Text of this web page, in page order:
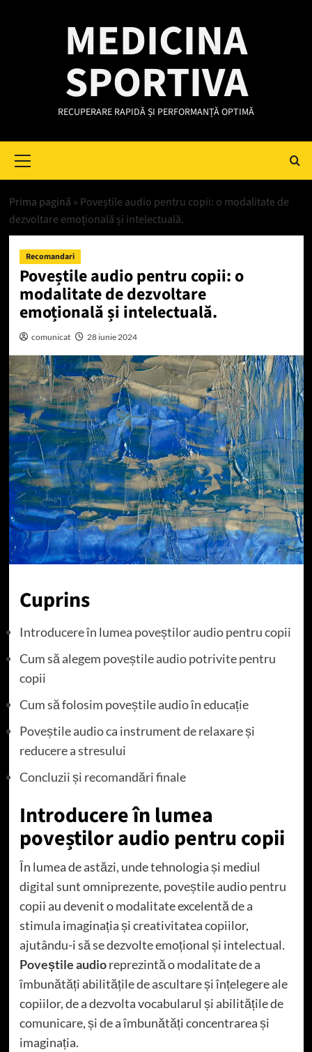
MEDICINA
SPORTIVA
RECUPERARE RAPIDĂ ȘI PERFORMANȚĂ OPTIMĂ
Menu
Prima pagină » Poveștile audio pentru copii: o modalitate de
dezvoltare emoțională și intelectuală.
Recomandari
Poveștile audio pentru copii: o
modalitate de dezvoltare
emoțională și intelectuală.
comunicat 28 iunie 2024
Cuprins
Introducere în lumea poveștilor audio pentru copii
Cum să alegem poveștile audio potrivite pentru
copii
Cum să folosim poveștile audio în educație
Poveștile audio ca instrument de relaxare și
reducere a stresului
Concluzii și recomandări finale
Introducere în lumea
poveștilor audio pentru copii
În lumea de astăzi, unde tehnologia și mediul
digital sunt omniprezente, poveștile audio pentru
copii au devenit o modalitate excelentă de a
stimula imaginația și creativitatea copiilor,
ajutându-i să se dezvolte emoțional și intelectual.
Poveștile audioreprezintă o modalitate de a
îmbunătăți abilitățile de ascultare și înțelegere ale
copiilor, de a dezvolta vocabularul și abilitățile de
comunicare, și de a îmbunătăți concentrarea și
imaginația.